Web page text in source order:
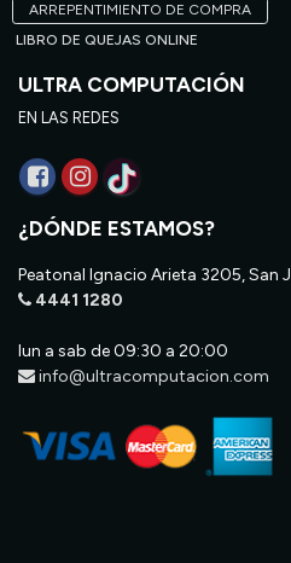
ARREPENTIMIENTO DE COMPRA
LIBRO DE QUEJAS ONLINE
ULTRA COMPUTACIÓN
EN LAS REDES
¿DÓNDE ESTAMOS?
Peatonal Ignacio Arieta 3205, San
4441 1280
lun a sab de 09:30 a 20:00
info@ultracomputacion.com